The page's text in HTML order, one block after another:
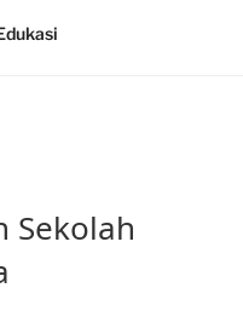
Sekolah